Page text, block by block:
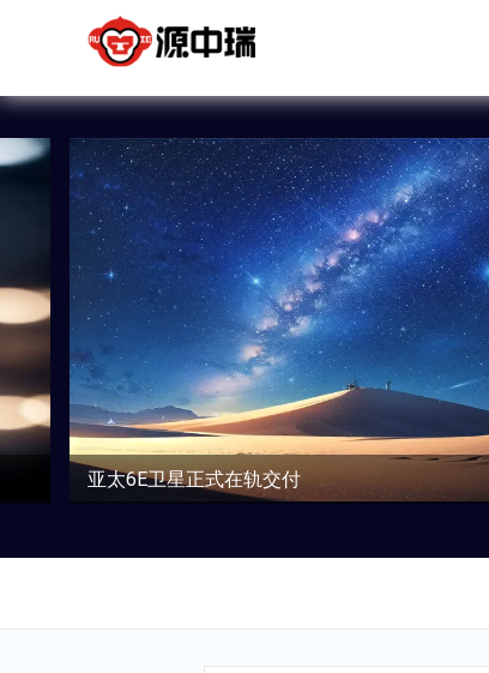
公司简介
源中瑞是行业领先的互联网应用定
制研发服务商。
亚太6E卫星正式在轨交付